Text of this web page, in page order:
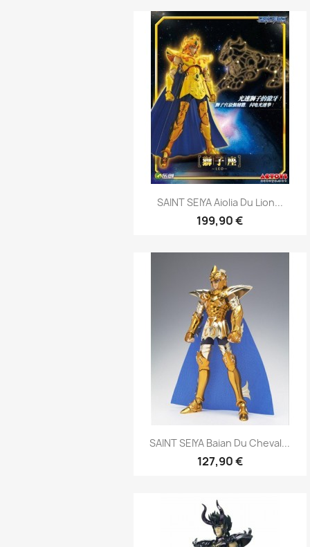
Aperçu rapide
SAINT SEIYA Aiolia Du Lion...
199,90 €
Aperçu rapide
SAINT SEIYA Baian Du Cheval...
127,90 €